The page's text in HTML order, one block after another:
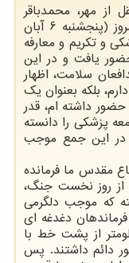
مهر، محمدباقر
قالیباف رییس مجلس شورای اسلامی امروز (پنجشنبه 6 آبان
و تکریم و معارفه
یافت و در این
سلامت، اظهار
بلکه بعنوان یک
داشته ام، قدر
پزشکی را دانسته
در این جمع موجب
مقدس ما فرمانده
از روز نخست جنگ،
که موجب دلگرمی
دغدغه ای
چونکه آنها حداکثر 4 الی 5 کیلومتر از پشت خط با
دائم داشتند. پس